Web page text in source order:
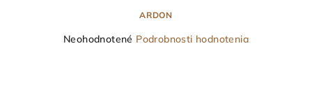
ARDON
Priemerné
Neohodnotené Podrobnosti hodnotenia